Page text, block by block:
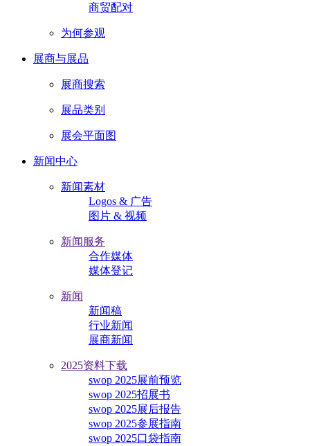
商贸配对
为何参观
展商与展品
展商搜索
展品类别
展会平面图
新闻中心
新闻素材
Logos & 广告
图片 & 视频
新闻服务
合作媒体
媒体登记
新闻
新闻稿
行业新闻
展商新闻
2025资料下载
swop 2025展前预览
swop 2025招展书
swop 2025展后报告
swop 2025参展指南
swop 2025口袋指南